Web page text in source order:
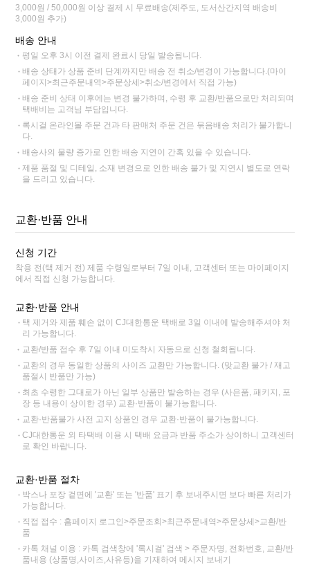
3,000원 / 50,000원 이상 결제 시 무료배송(제주도, 도서산간지역 배송비
3,000원 추가)
배송 안내
평일 오후 3시 이전 결제 완료시 당일 발송됩니다.
배송 상태가 상품 준비 단계까지만 배송 전 취소/변경이 가능합니다.(마이
페이지>최근주문내역>주문상세>취소/변경에서 직접 가능)
배송 준비 상태 이후에는 변경 불가하며, 수령 후 교환/반품으로만 처리되며
택배비는 고객님 부담입니다.
록시걸 온라인몰 주문 건과 타 판매처 주문 건은 묶음배송 처리가 불가합니
다.
배송사의 물량 증가로 인한 배송 지연이 간혹 있을 수 있습니다.
제품 품절 및 디테일, 소재 변경으로 인한 배송 불가 및 지연시 별도로 연락
을 드리고 있습니다.
교환·반품 안내
신청 기간
착용 전(택 제거 전) 제품 수령일로부터 7일 이내, 고객센터 또는 마이페이지
에서 직접 신청 가능합니다.
교환·반품 안내
택 제거와 제품 훼손 없이 CJ대한통운 택배로 3일 이내에 발송해주셔야 처
리 가능합니다.
교환/반품 접수 후 7일 이내 미도착시 자동으로 신청 철회됩니다.
교환의 경우 동일한 상품의 사이즈 교환만 가능합니다. (맞교환 불가 / 재고
품절시 반품만 가능)
최초 수령한 그대로가 아닌 일부 상품만 발송하는 경우 (사은품, 패키지, 포
장 등 내용이 상이한 경우) 교환·반품이 불가능합니다.
교환·반품불가 사전 고지 상품인 경우 교환·반품이 불가능합니다.
CJ대한통운 외 타택배 이용 시 택배 요금과 반품 주소가 상이하니 고객센터
로 확인 바랍니다.
교환·반품 절차
박스나 포장 겉면에 '교환' 또는 '반품' 표기 후 보내주시면 보다 빠른 처리가
가능합니다.
직접 접수 : 홈페이지 로그인>주문조회>최근주문내역>주문상세>교환/반
품
카톡 채널 이용 : 카톡 검색창에 '록시걸' 검색 > 주문자명, 전화번호, 교환/반
품내용 (상품명,사이즈,사유등)을 기재하여 메시지 보내기